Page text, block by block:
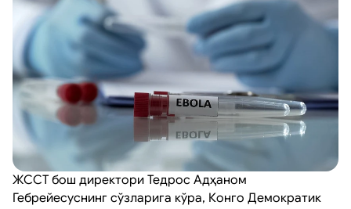
ЖССТ бош директори Тедрос Адҳаном
Гебрейесуснинг сўзларига кўра, Конго Демократик